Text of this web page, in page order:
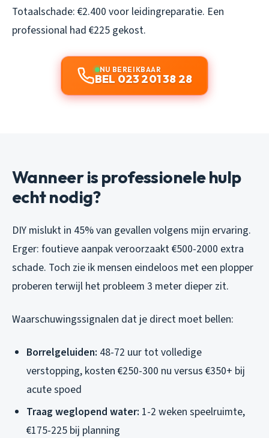
Totaalschade: €2.400 voor leidingreparatie. Een
professional had €225 gekost.
NU BEREIKBAAR
BEL 023 201 38 28
Wanneer is professionele hulp
echt nodig?
DIY mislukt in 45% van gevallen volgens mijn ervaring.
Erger: foutieve aanpak veroorzaakt €500-2000 extra
schade. Toch zie ik mensen eindeloos met een plopper
proberen terwijl het probleem 3 meter dieper zit.
Waarschuwingssignalen dat je direct moet bellen:
Borrelgeluiden: 48-72 uur tot volledige
verstopping, kosten €250-300 nu versus €350+ bij
acute spoed
Traag weglopend water: 1-2 weken speelruimte,
€175-225 bij planning